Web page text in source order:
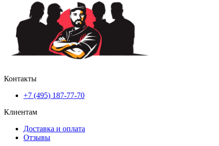
Контакты
+7 (495) 187-77-70
Клиентам
Доставка и оплата
Отзывы